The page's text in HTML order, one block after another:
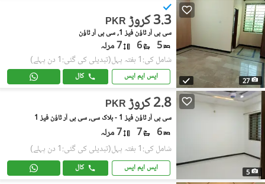
27
PKR 3.3 کروڑ
سی بی آر ٹاؤن فیز 1, سی بی آر ٹاؤن
5
6 7 مرلہ
شامل کی:1 ہفتہ پہل (تبدیلی کی گئی:1 دن پہلے)
ایس ایم ایس کال
5
PKR 2.8 کروڑ
سی بی آر ٹاؤن فیز 1 - بلاک سی, سی بی آر ٹاؤن فیز 1
6
7 7 مرلہ
شامل کی:1 ہفتہ پہل (تبدیلی کی گئی:1 دن پہلے)
ایس ایم ایس کال